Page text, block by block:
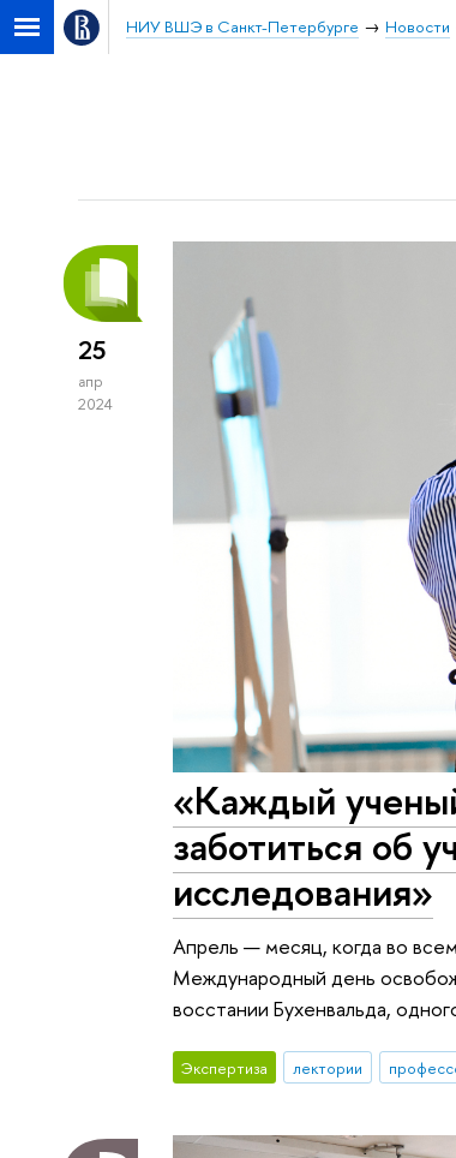
НИУ ВШЭ в Санкт-Петербурге Новости
25
апр
2024
«Каждый
заботиться об
исследования»
Апрель — месяц, когда во
Международный день
восстании Бухенвальда,
Экспертиза лектории